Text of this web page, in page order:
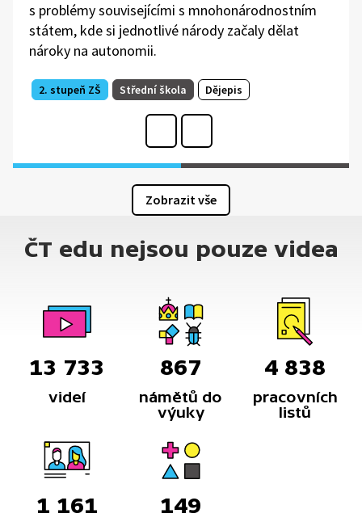
s problémy souvisejícími s mnohonárodnostním
státem, kde si jednotlivé národy začaly dělat
nároky na autonomii.
2. stupeň ZŠ Střední škola Dějepis
Zobrazit vše
ČT edu nejsou pouze videa
13 733
videí
867
námětů do
výuky
4 838
pracovních
listů
1 161 149